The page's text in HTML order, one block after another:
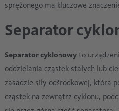
sprężonego ma kluczowe
Separator
Separator cyklonowy to
oddzielania cząstek stałych lub
zasadzie siły odśrodkowej, która
cząstek na zewnątrz cyklonu,